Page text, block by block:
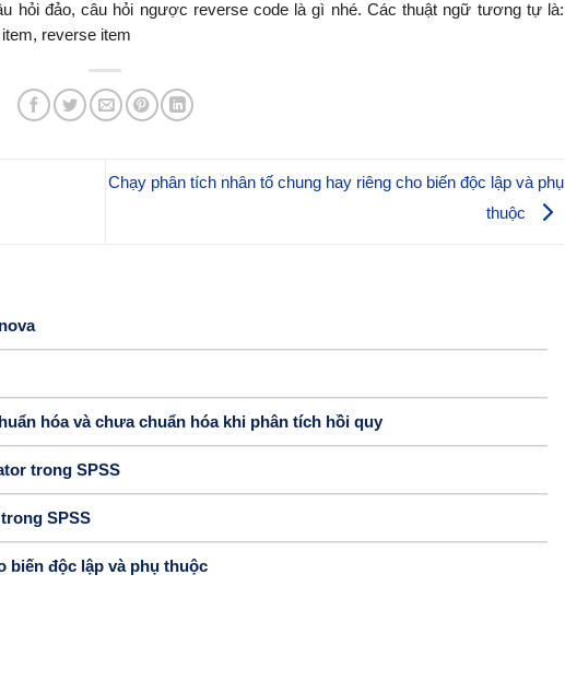
hỏi đảo, câu hỏi ngược reverse code là gì nhé. Các thuật ngữ tương tự là:
reverse item
Chạy phân tích nhân tố chung hay riêng cho biến độc lập và phụ
thuộc
hóa và chưa chuẩn hóa khi phân tích hồi quy
trong SPSS
SPSS
biến độc lập và phụ thuộc